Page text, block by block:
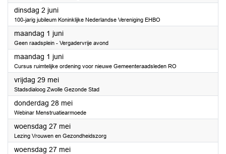
dinsdag 2 juni2026
100-jarig jubileum Koninklijke Nederlandse Vereniging EHBO
maandag 1 juni2026
Geen raadsplein - Vergadervrije avond
maandag 1 juni2026
Cursus ruimtelijke ordening voor nieuwe Gemeenteraadsleden RO
vrijdag 29 mei2026
Stadsdialoog Zwolle Gezonde Stad
donderdag 28 mei2026
Webinar Menstruatiearmoede
woensdag 27 mei2026
Lezing Vrouwen en Gezondheidszorg
woensdag 27 mei2026